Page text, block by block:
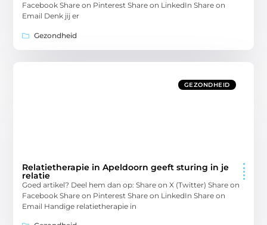
Facebook Share on Pinterest Share on LinkedIn Share on
Email Denk jij er
Gezondheid
GEZONDHEID
Relatietherapie in Apeldoorn geeft sturing in je
relatie
Goed artikel? Deel hem dan op: Share on X (Twitter) Share on
Facebook Share on Pinterest Share on LinkedIn Share on
Email Handige relatietherapie in